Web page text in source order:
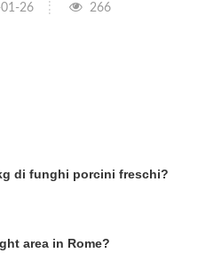
26 266
di funghi porcini freschi?
area in Rome?